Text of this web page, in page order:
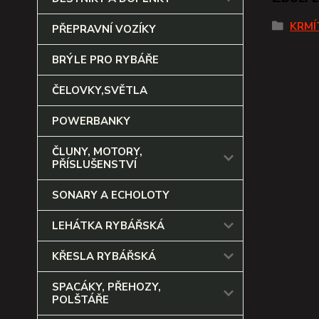
PŘEPRAVNÍ VOZÍKY
BRÝLE PRO RYBÁŘE
ČELOVKY,SVĚTLA
POWERBANKY
ČLUNY, MOTORY,
PŘÍSLUŠENSTVÍ
SONARY A ECHOLOTY
LEHÁTKA RYBÁŘSKÁ
KŘESLA RYBÁŘSKÁ
SPACÁKY, PŘEHOZY,
POLŠTÁŘE